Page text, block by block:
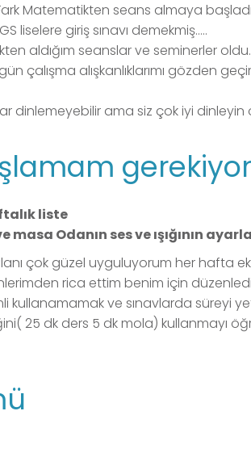
Matematikten seans almaya
liselere giriş sınavı demekmiş…..
aldığım seanslar ve seminerler
gün çalışma alışkanlıklarımı gözden
dinlemeyebilir ama siz çok iyi dinleyin
liste
Odanın ses ve ışığının
çok güzel uyguluyorum her hafta
rica ettim benim için
kullanamamak ve sınavlarda süreyi
25 dk ders 5 dk mola) kullanmayı